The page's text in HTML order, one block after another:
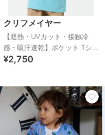
クリフメイヤー
【遮熱・UVカット・接触冷
感・吸汗速乾】ポケット Tシャ
ツ 120cm～170cm
¥2,750